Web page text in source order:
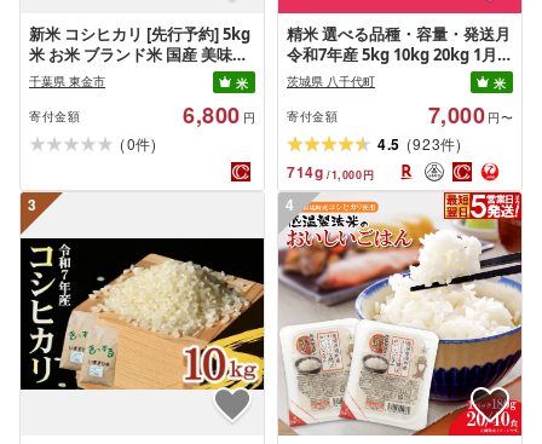
新米 コシヒカリ [先行予約] 5kg
米 お米 ブランド米 国産 美味し
いお米 食味 白飯 飯 ご飯5kg 5
キロ 精米 白米 こしひかり こめ
コメ おこめ okome kome おむ
すび おにぎり 弁当 美味しい グ
ルメ 朝食 贈答 取り寄せ ギフト
魚 肉 の おかず にあう 選べる 令
和7年産 令和8年度産 千葉県産
鍋屋商店 千葉県 東金市
千葉県 東金市
米
寄付金額
6,800 円
(0件)
精米 選べる品種・容量・発送月
令和7年産 5kg 10kg 20kg 1月 2
月 3月 4月 5月 6月 7月 8月 食べ
比べ コシヒカリ あきたこまち
ミルキークイーン にじのきらめ
き 米 お米 白米 茨城県 八千代町
すぐ発送 すぐに届く スピード
発送
茨城県 八千代町
米
寄付金額
7,000 円〜
4.5 (923件)
714g /1,000円
3 4